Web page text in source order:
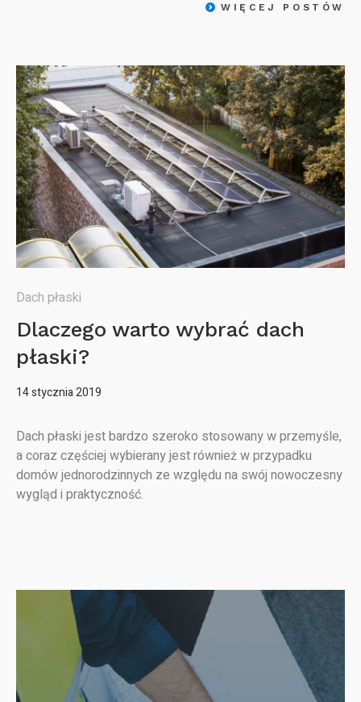
WIĘCEJ POSTÓW
Dach płaski
Dlaczego warto wybrać dach
płaski?
14 stycznia 2019
Dach płaski jest bardzo szeroko stosowany w przemyśle,
a coraz częściej wybierany jest również w przypadku
domów jednorodzinnych ze względu na swój nowoczesny
wygląd i praktyczność.